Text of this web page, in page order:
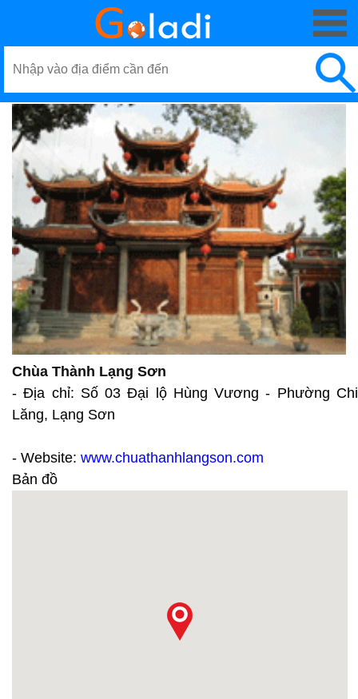
Chùa Thành Lạng Sơn
- Địa chỉ: Số 03 Đại lộ Hùng Vương - Phường Chi
Lăng, Lạng Sơn
- Website: www.chuathanhlangson.com
Bản đồ